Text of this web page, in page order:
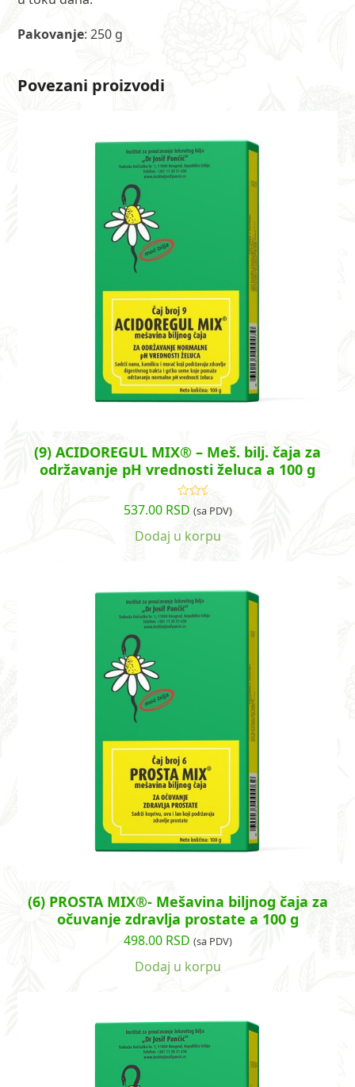
Pakovanje: 250 g
Povezani proizvodi
(9) ACIDOREGUL MIX® – Meš. bilj. čaja za
održavanje pH vrednosti želuca a 100 g
Ocenjeno
sa5.00od
537.00 RSD (sa PDV)
Dodaj u korpu
(6) PROSTA MIX®- Mešavina biljnog čaja za
očuvanje zdravlja prostate a 100 g
498.00 RSD (sa PDV)
Dodaj u korpu